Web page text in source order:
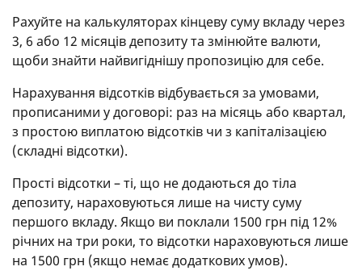
Рахуйте на калькуляторах кінцеву суму вкладу через
3, 6 або 12 місяців депозиту та змінюйте валюти,
щоби знайти найвигіднішу пропозицію для себе.
Нарахування відсотків відбувається за умовами,
прописаними у договорі: раз на місяць або квартал,
з простою виплатою відсотків чи з капіталізацією
(складні відсотки).
Прості відсотки – ті, що не додаються до тіла
депозиту, нараховуються лише на чисту суму
першого вкладу. Якщо ви поклали 1500 грн під 12%
річних на три роки, то відсотки нараховуються лише
на 1500 грн (якщо немає додаткових умов).